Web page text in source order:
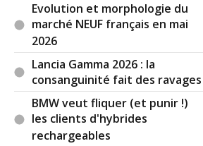
Evolution et morphologie du
marché NEUF français en mai
2026
Lancia Gamma 2026 : la
consanguinité fait des ravages
BMW veut fliquer (et punir !)
les clients d'hybrides
rechargeables